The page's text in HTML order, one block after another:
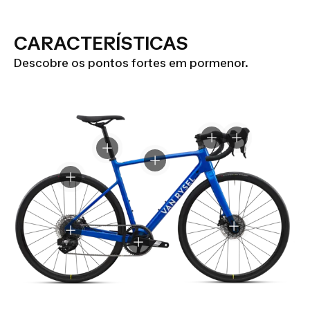
CARACTERÍSTICAS
Descobre os pontos fortes em pormenor.